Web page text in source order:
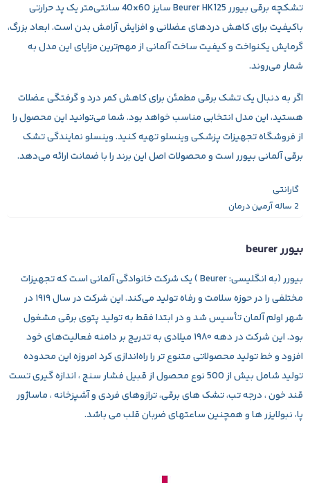
تشکچه برقی بیورر Beurer HK125 سایز 60×40 سانتی‌متر یک پد حرارتی
باکیفیت برای کاهش دردهای عضلانی و افزایش آرامش بدن است. ابعاد بزرگ،
گرمایش یکنواخت و کیفیت ساخت آلمانی از مهم‌ترین مزایای این مدل به
شمار می‌روند.
اگر به دنبال یک تشک برقی مطمئن برای کاهش کمر درد و گرفتگی عضلات
هستید، این مدل انتخابی مناسب خواهد بود. شما می‌توانید این محصول را
از فروشگاه تجهیزات پزشکی وینسلو تهیه کنید. وینسلو نمایندگی تشک
برقی آلمانی بیورر است و محصولات اصل این برند را با ضمانت ارائه می‌دهد.
گارانتی
2 ساله آرمین درمان
بیورر beurer
بیورر (به انگلیسی: Beurer ) یک شرکت خانوادگی آلمانی است که تجهیزات
مختلفی را در حوزه سلامت و رفاه تولید می‌کند. این شرکت در سال ۱۹۱۹ در
شهر اولم آلمان تأسیس شد و در ابتدا فقط به تولید پتوی برقی مشغول
بود. این شرکت در دهه ۱۹۸۰ میلادی به تدریج بر دامنه فعالیت‌های خود
افزود و خط تولید محصولاتی متنوع تر را راه‌اندازی کرد امروزه این محدوده
تولید شامل بیش از 500 نوع محصول از قبیل فشار سنج ، اندازه گیری تست
قند خون ، درجه تب، تشک های برقی، ترازوهای فردی و آشپزخانه ، ماساژور
پا، نبولایزر ها و همچنین ساعتهای ضربان قلب می باشد.